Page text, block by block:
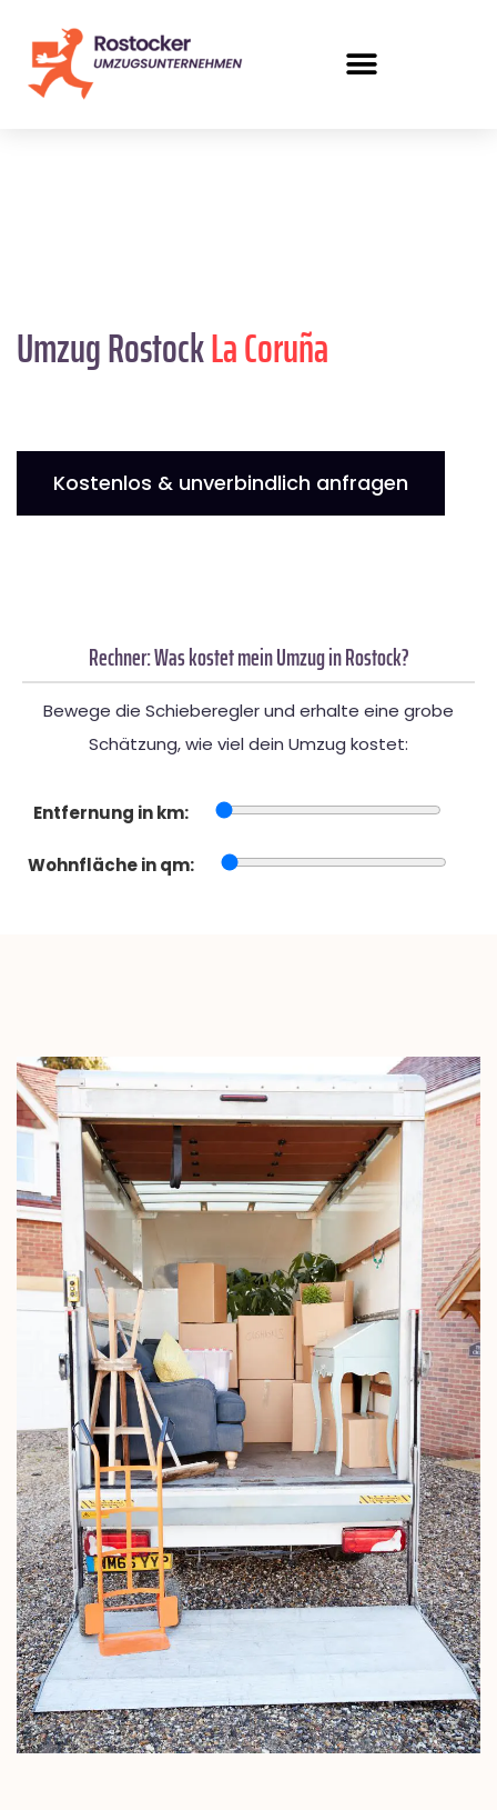
Umzug RostockLa Coruña
Kostenlos & unverbindlich anfragen
Rechner: Was kostet mein Umzug in Rostock?
Bewege die Schieberegler und erhalte eine grobe
Schätzung, wie viel dein Umzug kostet:
Entfernung in km:
Wohnfläche in qm: